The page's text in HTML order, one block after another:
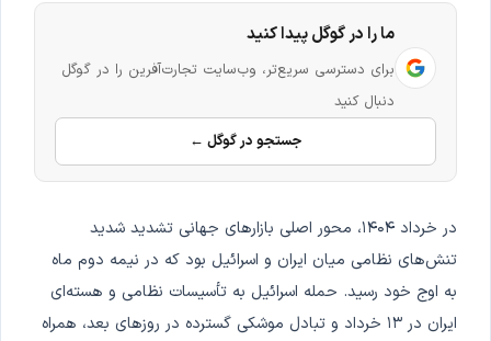
ما را در گوگل پیدا کنید
برای دسترسی سریع‌تر، وب‌سایت تجارت‌آفرین را در گوگل
دنبال کنید
جستجو در گوگل ←
در خرداد ۱۴۰۴، محور اصلی بازارهای جهانی تشدید شدید
تنش‌های نظامی میان ایران و اسرائیل بود که در نیمه دوم ماه
به اوج خود رسید. حمله اسرائیل به تأسیسات نظامی و هسته‌ای
ایران در ۱۳ خرداد و تبادل موشکی گسترده در روزهای بعد، همراه